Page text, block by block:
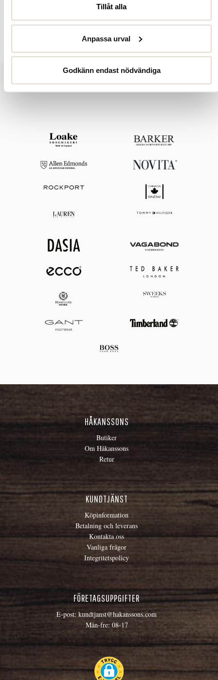
Tillåt alla
Anpassa urval
Godkänn endast nödvändiga
med ett blixtlås. Insidan är klätt med ett textilfoder. Två handtag
Väskan mått: bredd 22 cm, höjd 17 cm och djup 6 cm. Den
justerbara axelremen är ett mått på 140 cm.
HÅKANSSONS
Butiker
Om Håkanssons
Retur
KUNDTJÄNST
Köpinformation
Betalning och leverans
Kontakta oss
Vanliga frågor
Integritetspolicy
FÖRETAGSUPPGIFTER
E-post: kundtjanst@hakanssons.com
Mån-fre: 08-17